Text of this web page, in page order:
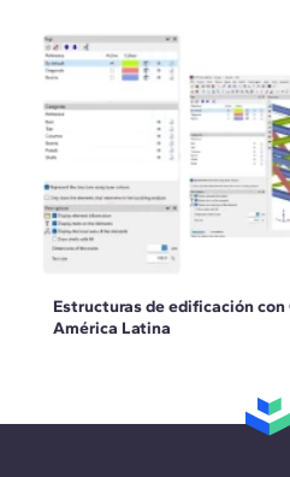
Estructuras de edificación con
América Latina